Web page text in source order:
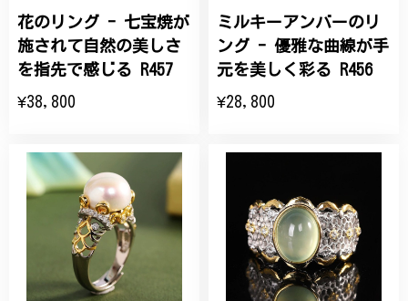
花のリング - 七宝焼が
施されて自然の美しさ
を指先で感じる R457
¥38,800
ミルキーアンバーのリ
ング - 優雅な曲線が手
元を美しく彩る R456
¥28,800